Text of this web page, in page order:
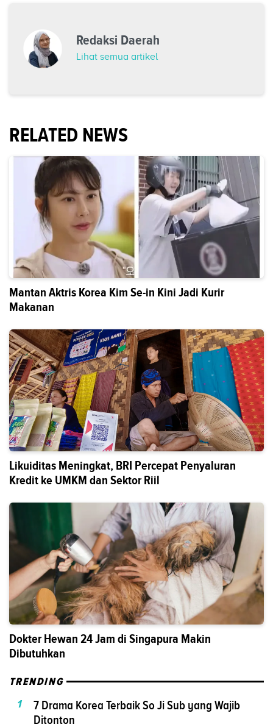
Redaksi Daerah
Lihat semua artikel
RELATED NEWS
Mantan Aktris Korea Kim Se-in Kini Jadi Kurir
Makanan
Likuiditas Meningkat, BRI Percepat Penyaluran
Kredit ke UMKM dan Sektor Riil
Dokter Hewan 24 Jam di Singapura Makin
Dibutuhkan
TRENDING
1
7 Drama Korea Terbaik So Ji Sub yang Wajib
Ditonton